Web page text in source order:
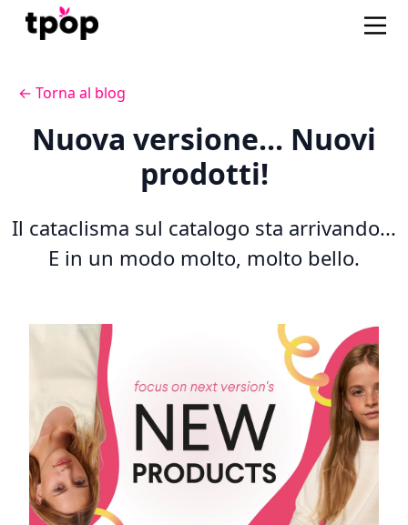
← Torna al blog
Nuova versione... Nuovi
prodotti!
Il cataclisma sul catalogo sta arrivando...
E in un modo molto, molto bello.